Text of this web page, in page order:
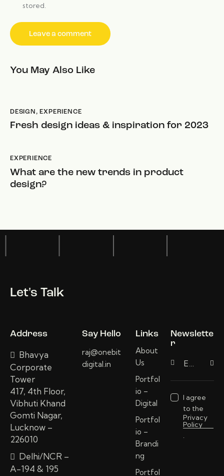
stored.
You May Also Like
DESIGN , EXPERIENCE
Fresh design ideas & inspiration for 2023
EXPERIENCE
What are the new trends in product
design?
Let's Talk
Address
Bhavya
Corporate
Tower
417, 4th Floor,
Vibhuti Khand
Gomti Nagar,
Lucknow –
226010
Delhi/NCR –
A-194 & 195
Say Hello
raj@onebit
digital.in
Links
About
Us
Portfol
io –
Digital
Portfol
io –
Brandi
ng
Portfol
Newslette
r
I agree
to the
Privacy
Policy
.